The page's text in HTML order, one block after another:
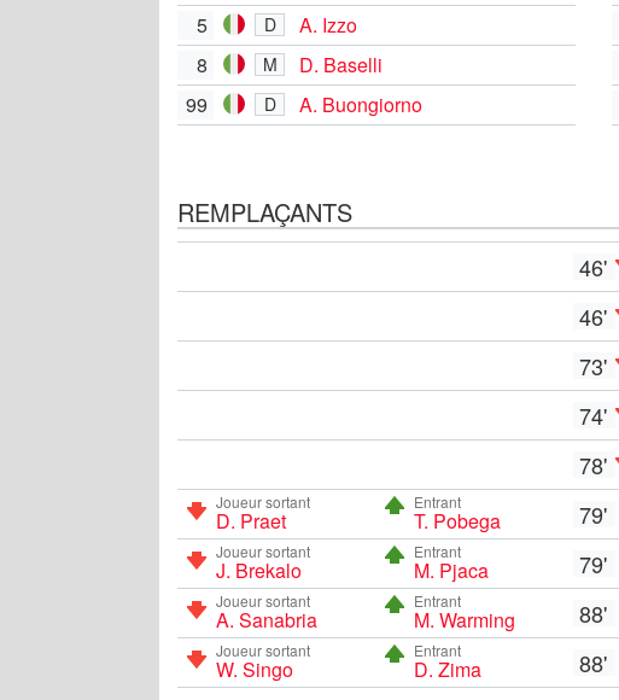
5
D
A. Izzo
8
M
D. Baselli
99
D A. Buongiorno
REMPLAÇANTS
46'
46'
73'
74'
78'
Joueur sortant
D. Praet
Entrant
T. Pobega 79'
Joueur sortant
J. Brekalo
Entrant
M. Pjaca 79'
Joueur sortant
A. Sanabria
Entrant
M. Warming 88'
Joueur sortant
W. Singo
Entrant
D. Zima 88'